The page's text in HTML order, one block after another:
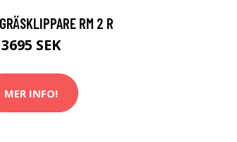
RM 2 R
3695 SEK
MER INFO!